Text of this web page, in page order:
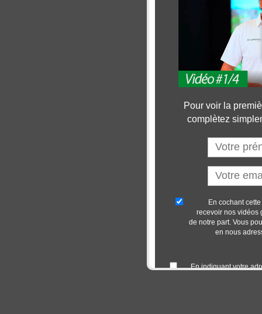
Pour voir la
complètez
En cochant
recevoir nos vidéos
de notre part. Vous
en nous
En indiquant votre